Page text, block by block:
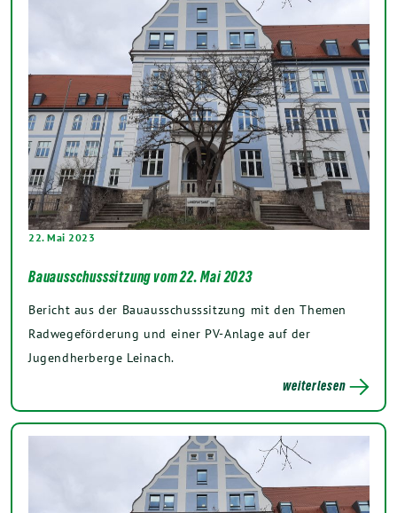
22. Mai 2023
Bauausschusssitzung vom 22. Mai 2023
Bericht aus der Bauausschusssitzung mit den Themen
Radwegeförderung und einer PV-Anlage auf der
Jugendherberge Leinach.
weiterlesen